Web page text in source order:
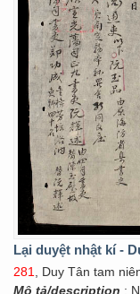
Lại duyệt nhật kí -
281 , Duy Tân tam
Mô tả/description :